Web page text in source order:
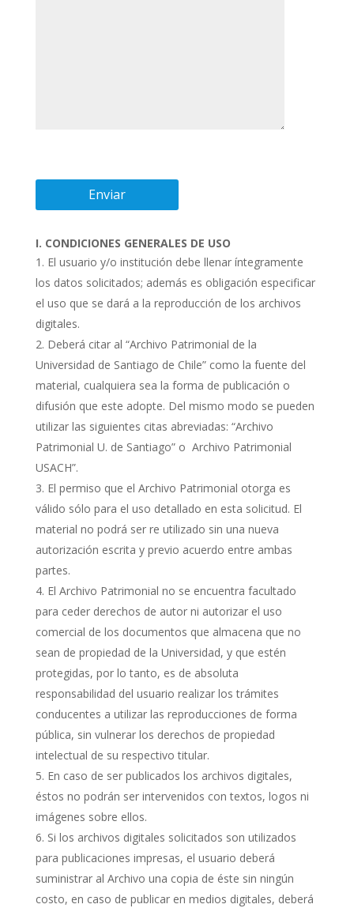
I. CONDICIONES GENERALES DE USO
El usuario y/o institución debe llenar íntegramente
los datos solicitados; además es obligación especificar
el uso que se dará a la reproducción de los archivos
digitales.
Deberá citar al “Archivo Patrimonial de la
Universidad de Santiago de Chile” como la fuente del
material, cualquiera sea la forma de publicación o
difusión que este adopte. Del mismo modo se pueden
utilizar las siguientes citas abreviadas: “Archivo
Patrimonial U. de Santiago” o Archivo Patrimonial
USACH”.
El permiso que el Archivo Patrimonial otorga es
válido sólo para el uso detallado en esta solicitud. El
material no podrá ser re utilizado sin una nueva
autorización escrita y previo acuerdo entre ambas
partes.
El Archivo Patrimonial no se encuentra facultado
para ceder derechos de autor ni autorizar el uso
comercial de los documentos que almacena que no
sean de propiedad de la Universidad, y que estén
protegidas, por lo tanto, es de absoluta
responsabilidad del usuario realizar los trámites
conducentes a utilizar las reproducciones de forma
pública, sin vulnerar los derechos de propiedad
intelectual de su respectivo titular.
En caso de ser publicados los archivos digitales,
éstos no podrán ser intervenidos con textos, logos ni
imágenes sobre ellos.
Si los archivos digitales solicitados son utilizados
para publicaciones impresas, el usuario deberá
suministrar al Archivo una copia de éste sin ningún
costo, en caso de publicar en medios digitales, deberá